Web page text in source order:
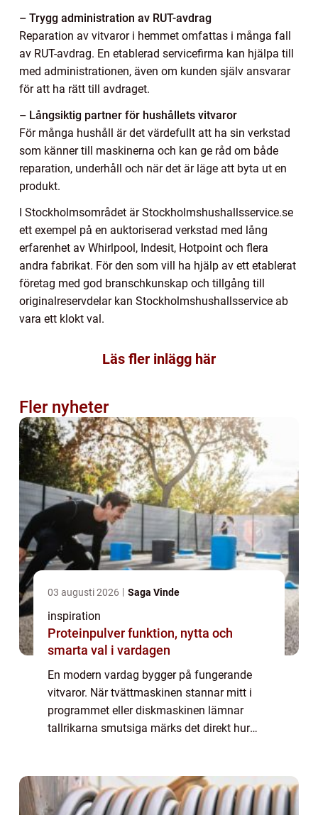
– Trygg administration av RUT-avdrag
Reparation av vitvaror i hemmet omfattas i många fall
av RUT-avdrag. En etablerad servicefirma kan hjälpa till
med administrationen, även om kunden själv ansvarar
för att ha rätt till avdraget.
– Långsiktig partner för hushållets vitvaror
För många hushåll är det värdefullt att ha sin verkstad
som känner till maskinerna och kan ge råd om både
reparation, underhåll och när det är läge att byta ut en
produkt.
I Stockholmsområdet är Stockholmshushallsservice.se
ett exempel på en auktoriserad verkstad med lång
erfarenhet av Whirlpool, Indesit, Hotpoint och flera
andra fabrikat. För den som vill ha hjälp av ett etablerat
företag med god branschkunskap och tillgång till
originalreservdelar kan Stockholmshushallsservice ab
vara ett klokt val.
Läs fler inlägg här
Fler nyheter
03 augusti 2026 Saga Vinde
inspiration
Proteinpulver funktion, nytta och
smarta val i vardagen
En modern vardag bygger på fungerande
vitvaror. När tvättmaskinen stannar mitt i
programmet eller diskmaskinen lämnar
tallrikarna smutsiga märks det direkt hur